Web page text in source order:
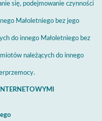
się, podejmowanie czynności
Małoletniego bez jego
do innego Małoletniego bez
należących do innego